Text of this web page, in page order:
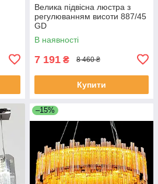
Велика підвісна люстра з
регулюванням висоти 887/45
GD
В наявності
7 191 ₴ 8 460 ₴
Купити
–15%